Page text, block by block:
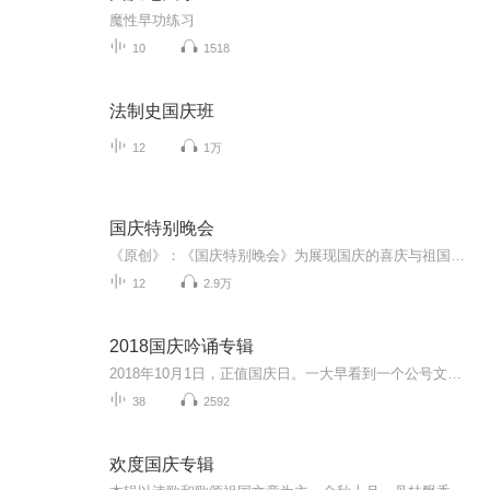
魔性早功练习
10 1518
法制史国庆班
12 1万
国庆特别晚会
12 2.9万
2018国庆吟诵专辑
38 2592
欢度国庆专辑